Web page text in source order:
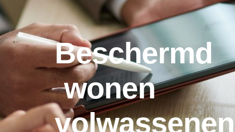
Beschermd
wonen
volwassenen